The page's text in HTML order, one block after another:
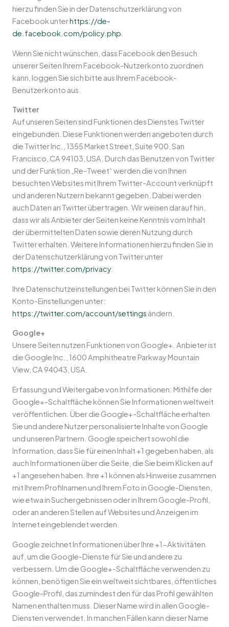
hierzu finden Sie in der Datenschutzerklärung von
Facebook unterhttps://de-
de.facebook.com/policy.php
Wenn Sie nicht wünschen, dass Facebook den Besuch
unserer Seiten Ihrem Facebook-Nutzerkonto zuordnen
kann, loggen Sie sich bitte aus Ihrem Facebook-
Benutzerkonto aus.
Twitter
Auf unseren Seiten sind Funktionen des Dienstes Twitter
eingebunden. Diese Funktionen werden angeboten durch
die Twitter Inc., 1355 Market Street, Suite 900, San
Francisco, CA 94103, USA. Durch das Benutzen von Twitter
und der Funktion „Re-Tweet“ werden die von Ihnen
besuchten Websites mit Ihrem Twitter-Account verknüpft
und anderen Nutzern bekannt gegeben. Dabei werden
auch Daten an Twitter übertragen. Wir weisen darauf hin,
dass wir als Anbieter der Seiten keine Kenntnis vom Inhalt
der übermittelten Daten sowie deren Nutzung durch
Twitter erhalten. Weitere Informationen hierzu finden Sie in
der Datenschutzerklärung von Twitter unter
https://twitter.com/privacy.
Ihre Datenschutzeinstellungen bei Twitter können Sie in den
Konto-Einstellungen unter:
https://twitter.com/account/settings ändern.
Google+
Unsere Seiten nutzen Funktionen von Google+. Anbieter ist
die Google Inc., 1600 Amphitheatre Parkway Mountain
View, CA 94043, USA.
Erfassung und Weitergabe von Informationen: Mithilfe der
Google+-Schaltfläche können Sie Informationen weltweit
veröffentlichen. Über die Google+-Schaltfläche erhalten
Sie und andere Nutzer personalisierte Inhalte von Google
und unseren Partnern. Google speichert sowohl die
Information, dass Sie für einen Inhalt +1 gegeben haben, als
auch Informationen über die Seite, die Sie beim Klicken auf
+1 angesehen haben. Ihre +1 können als Hinweise zusammen
mit Ihrem Profilnamen und Ihrem Foto in Google-Diensten,
wie etwa in Suchergebnissen oder in Ihrem Google-Profil,
oder an anderen Stellen auf Websites und Anzeigen im
Internet eingeblendet werden.
Google zeichnet Informationen über Ihre +1-Aktivitäten
auf, um die Google-Dienste für Sie und andere zu
verbessern. Um die Google+-Schaltfläche verwenden zu
können, benötigen Sie ein weltweit sichtbares, öffentliches
Google-Profil, das zumindest den für das Profil gewählten
Namen enthalten muss. Dieser Name wird in allen Google-
Diensten verwendet. In manchen Fällen kann dieser Name